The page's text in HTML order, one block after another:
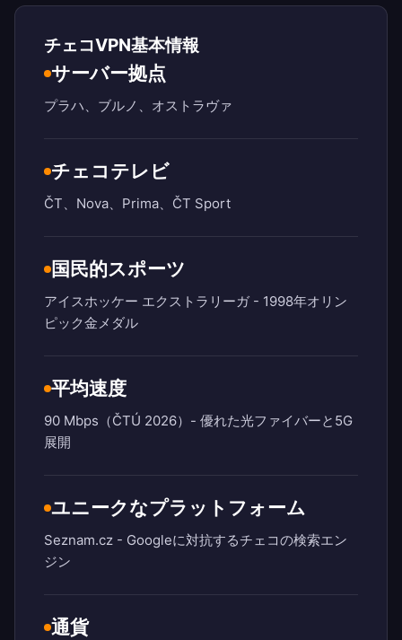
チェコVPN基本情報
サーバー拠点
プラハ、ブルノ、オストラヴァ
チェコテレビ
ČT、Nova、Prima、ČT Sport
国民的スポーツ
アイスホッケー エクストラリーガ - 1998年オリン
ピック金メダル
平均速度
90 Mbps（ČTÚ 2026）- 優れた光ファイバーと5G
展開
ユニークなプラットフォーム
Seznam.cz - Googleに対抗するチェコの検索エン
ジン
通貨